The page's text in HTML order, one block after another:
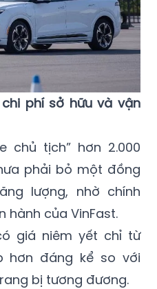
phí sở hữu và vận
chủ tịch” hơn 2.000
phải bỏ một đồng
lượng, nhờ chính
hành của VinFast.
giá niêm yết chỉ từ
hơn đáng kể so với
bị tương đương.